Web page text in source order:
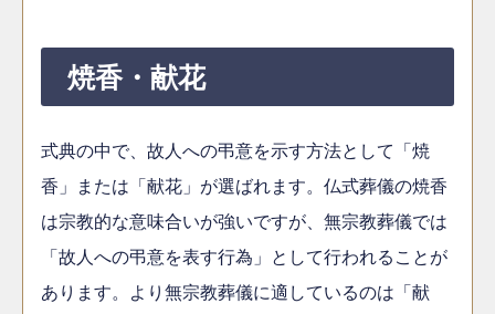
焼香・献花
式典の中で、故人への弔意を示す方法として「焼
香」または「献花」が選ばれます。仏式葬儀の焼香
は宗教的な意味合いが強いですが、無宗教葬儀では
「故人への弔意を表す行為」として行われることが
あります。より無宗教葬儀に適しているのは「献